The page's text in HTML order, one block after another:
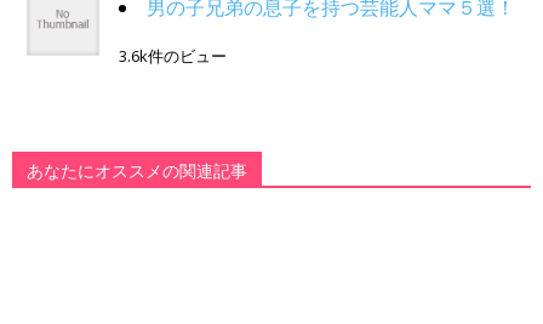
男の子兄弟の息子を持つ芸能人ママ５選！
3.6k件のビュー
あなたにオススメの関連記事